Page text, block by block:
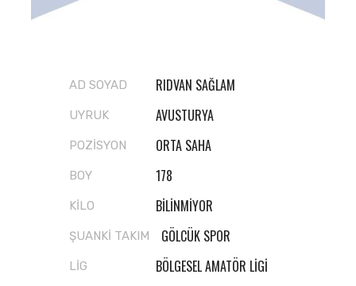
AD SOYAD RIDVAN SAĞLAM
UYRUK AVUSTURYA
POZISYON ORTA SAHA
BOY 178
KİLO BİLİNMİYOR
ŞUANKI TAKIM GÖLCÜK SPOR
LIG BÖLGESEL AMATÖR LIGI